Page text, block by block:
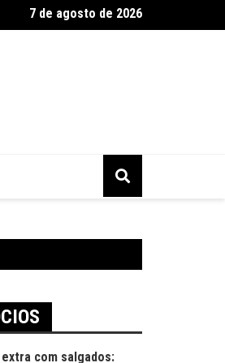
artesanais
7 de agosto de 2026
extra com salgados: